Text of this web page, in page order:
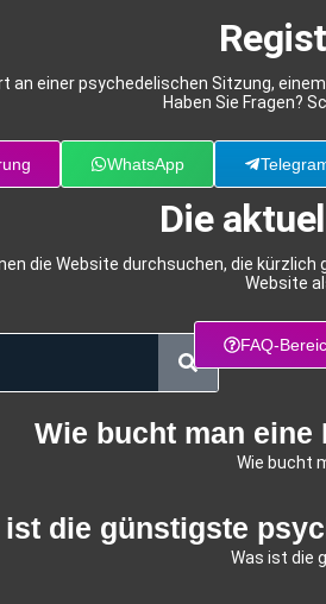
an einer psychedelischen Sitzung,
Haben Sie Fragen?
WhatsApp
Die
die Website durchsuchen, die
Website
FAQ-
Wie bucht man
Wie bucht
ist die günstigste
Was ist die